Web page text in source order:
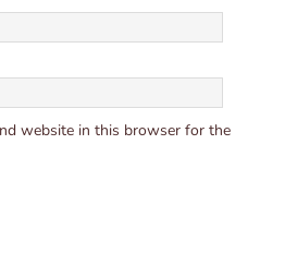
website in this browser for the